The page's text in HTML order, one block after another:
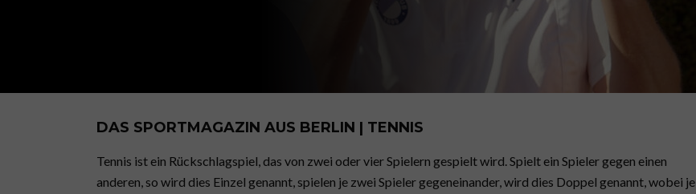
DAS SPORTMAGAZIN AUS BERLIN | TENNIS
Tennis ist ein Rückschlagspiel, das von zwei oder vier Spielern gespielt wird. Spielt ein Spieler gegen einen
anderen, so wird dies Einzel genannt, spielen je zwei Spieler gegeneinander, wird dies Doppel genannt, wobei je